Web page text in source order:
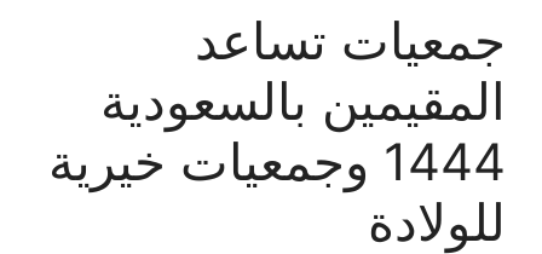
جمعيات تساعد
المقيمين بالسعودية
1444 وجمعيات خيرية
للولادة